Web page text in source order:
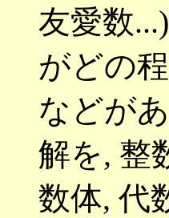
友愛数...)
がどの
などが
解を, 整
数体, 代